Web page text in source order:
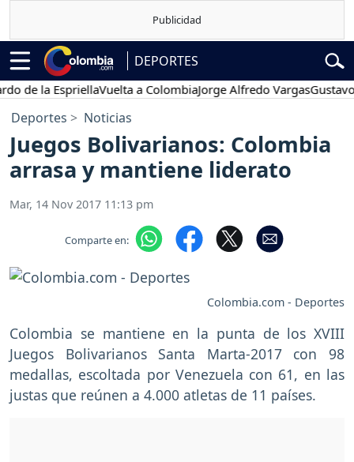
DEPORTES
la EspriellaVuelta a ColombiaJorge Alfredo VargasGustavo
Deportes Noticias
Juegos Bolivarianos: Colombia
arrasa y mantiene liderato
Mar, 14 Nov 2017 11:13 pm
Comparte en:
Colombia.com - Deportes
Colombia se mantiene en la punta de los XVIII
Juegos Bolivarianos Santa Marta-2017 con 98
medallas, escoltada por Venezuela con 61, en las
justas que reúnen a 4.000 atletas de 11 países.